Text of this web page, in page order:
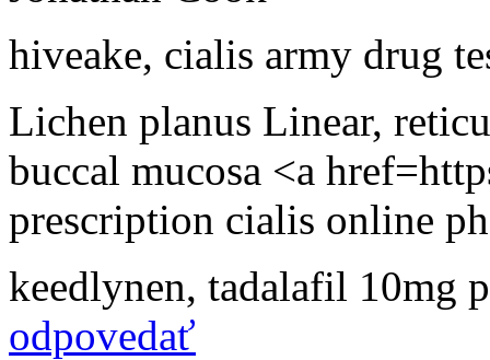
hiveake, cialis army drug
Lichen planus Linear,
buccal mucosa <a
prescription cialis online
keedlynen, tadalafil 10mg
odpovedať